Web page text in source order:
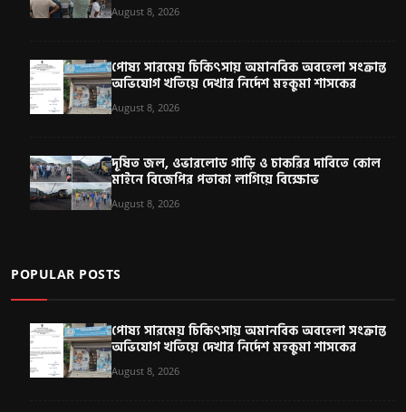
August 8, 2026
পোষ্য সারমেয় চিকিৎসায় অমানবিক অবহেলা সংক্রান্ত
অভিযোগ খতিয়ে দেখার নির্দেশ মহকুমা শাসকের
August 8, 2026
দূষিত জল, ওভারলোড গাড়ি ও চাকরির দাবিতে কোল
মাইনে বিজেপির পতাকা লাগিয়ে বিক্ষোভ
August 8, 2026
POPULAR POSTS
পোষ্য সারমেয় চিকিৎসায় অমানবিক অবহেলা সংক্রান্ত
অভিযোগ খতিয়ে দেখার নির্দেশ মহকুমা শাসকের
August 8, 2026